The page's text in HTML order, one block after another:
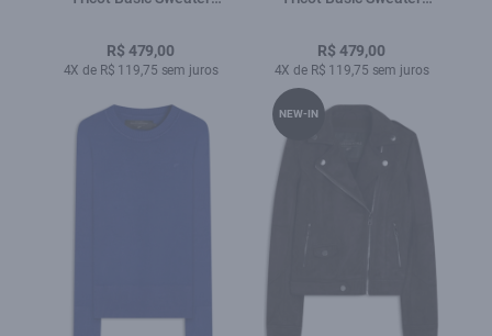
R$ 479,00
4X de R$ 119,75 sem juros
R$ 479,00
4X de R$ 119,75 sem juros
NEW-IN